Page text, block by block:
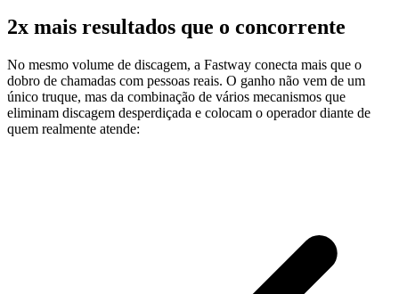
2x mais resultados que o concorrente
No mesmo volume de discagem, a Fastway conecta mais que o
dobro de chamadas com pessoas reais. O ganho não vem de um
único truque, mas da combinação de vários mecanismos que
eliminam discagem desperdiçada e colocam o operador diante de
quem realmente atende: